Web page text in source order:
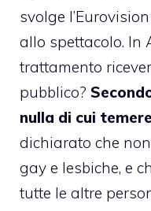
svolge
allo spettacolo. In
trattamento
pubblico?
nulla di cui temere
dichiarato che
gay e lesbiche, e
tutte le altre